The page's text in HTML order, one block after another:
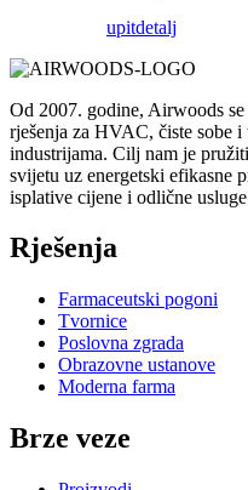
upitdetalj
Od 2007. godine, Airwoods
rješenja za HVAC, čiste sobe
industrijama. Cilj nam je
svijetu uz energetski efikasne
isplative cijene i odlične
Rješenja
Farmaceutski pogoni
Tvornice
Poslovna zgrada
Obrazovne ustanove
Moderna farma
Brze veze